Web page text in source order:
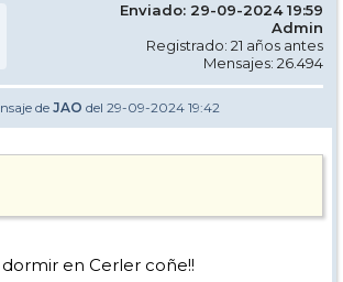
Enviado: 29-09-2024 19:59
Admin
Registrado: 21 años antes
Mensajes: 26.494
de JAO del 29-09-2024 19:42
en Cerler coñe!!